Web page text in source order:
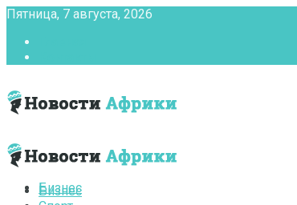
Пятница, 7 августа, 2026
Бизнес
Бизнес